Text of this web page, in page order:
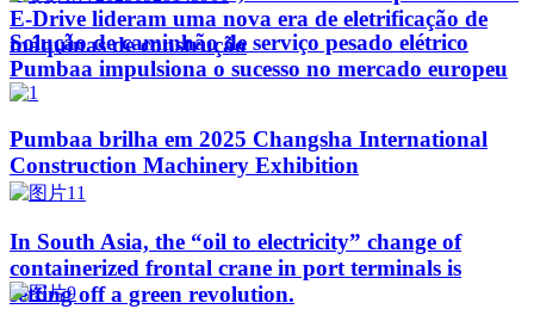
E-Drive lideram uma nova era de eletrificação de
máquinas de construção
Solução de caminhão de serviço pesado elétrico
Pumbaa impulsiona o sucesso no mercado europeu
Pumbaa brilha em 2025 Changsha International
Construction Machinery Exhibition
In South Asia, the “oil to electricity” change of
containerized frontal crane in port terminals is
setting off a green revolution.